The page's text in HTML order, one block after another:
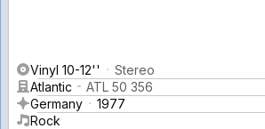
Vinyl 10-12''
Stereo
Atlantic
ATL 50 356
Germany
1977
Rock